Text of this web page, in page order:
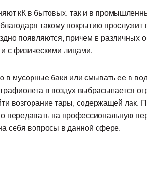
кК в бытовых, так и в
такому покрытию прослужит
появляются, причем в различных
с физическими лицами.
в мусорные баки или смывать ее в
в воздух выбрасывается
возгорание тары, содержащей лак.
передавать на профессиональную
себя вопросы в данной сфере.